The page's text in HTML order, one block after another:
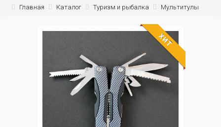
Главная Каталог Туризм и рыбалка Мультитулы
ХИТ